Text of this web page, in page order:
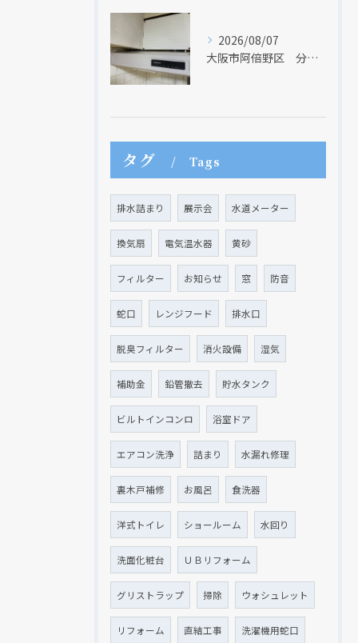
2026/08/07
大阪市阿倍野区 分譲マンションのレンジフード取替リフォーム工事 タカラスタンダード
タグ Tags
排水詰まり 展示会 水道メーター
換気扇 電気温水器 黄砂
フィルター お知らせ 窓 防音
蛇口 レンジフード 排水口
脱臭フィルター 消火設備 湿気
補助金 鉛管撤去 貯水タンク
ビルトインコンロ 浴室ドア
エアコン洗浄 詰まり 水漏れ修理
裏木戸補修 お風呂 食洗器
洋式トイレ ショールーム 水回り
洗面化粧台 ＵＢリフォーム
グリストラップ 掃除 ウォシュレット
リフォーム 直結工事 洗濯機用蛇口
現在、新聞に入っている折込チラシです。
クリックでチラシのページにジャンプします
現在、新聞に入っている折込チラシです。
クリックでチラシのページにジャンプします